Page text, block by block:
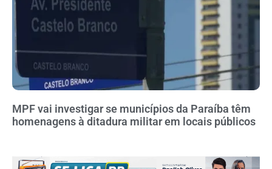
MPF vai investigar se municípios da Paraíba têm
homenagens à ditadura militar em locais públicos